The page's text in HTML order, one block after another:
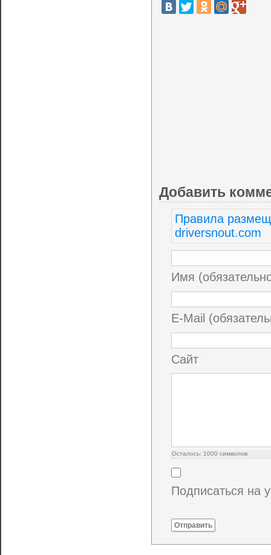
Добавить
Правила
driversnout.com
Имя
E-Mail
Сайт
Осталось: 1000 символов
Подписаться на
Отправить